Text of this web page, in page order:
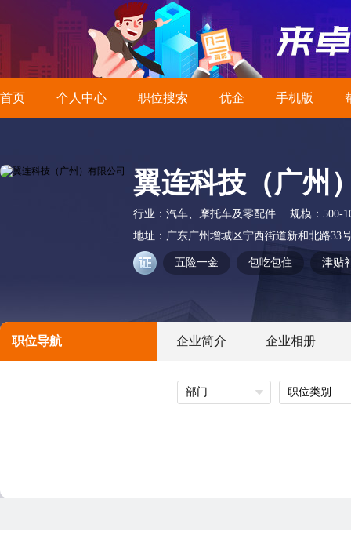
首页 个人中心 职位搜索 优企 手机版
翼连科技（广州
行业： 汽车、摩托车及零配件 规模： 500-
地址： 广东广州增城区宁西街道新和北路33
五险一金 包吃包住 津贴
职位导航 企业简介 企业相册
部门 职位类别